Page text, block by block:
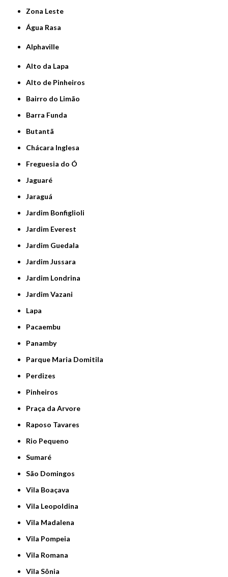
Zona Leste
Água Rasa
Alphaville
Alto da Lapa
Alto de Pinheiros
Bairro do Limão
Barra Funda
Butantã
Chácara Inglesa
Freguesia do Ó
Jaguaré
Jaraguá
Jardim Bonfiglioli
Jardim Everest
Jardim Guedala
Jardim Jussara
Jardim Londrina
Jardim Vazani
Lapa
Pacaembu
Panamby
Parque Maria Domitila
Perdizes
Pinheiros
Praça da Arvore
Raposo Tavares
Rio Pequeno
Sumaré
São Domingos
Vila Boaçava
Vila Leopoldina
Vila Madalena
Vila Pompeia
Vila Romana
Vila Sônia